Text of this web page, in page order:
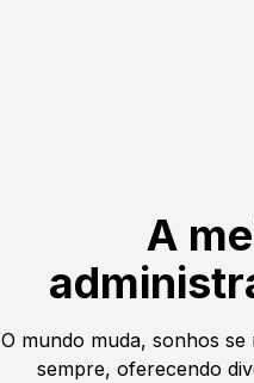
A
O mundo muda, sonhos
sempre, oferecendo